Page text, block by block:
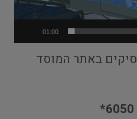
01:00
באתר המוסד